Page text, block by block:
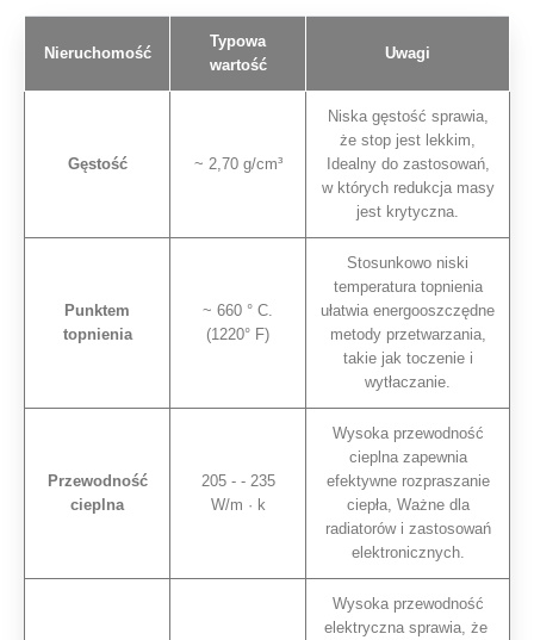
Nieruchomość
Typowa
wartość
Uwagi
Gęstość ~ 2,70 g/cm³
Niska gęstość sprawia,
że ​​stop jest lekkim,
Idealny do zastosowań,
w których redukcja masy
jest krytyczna.
Punktem
topnienia
~ 660 ° C.
(1220° F)
Stosunkowo niski
temperatura topnienia
ułatwia energooszczędne
metody przetwarzania,
takie jak toczenie i
wytłaczanie.
Przewodność
cieplna
205 - - 235
W/m · k
Wysoka przewodność
cieplna zapewnia
efektywne rozpraszanie
ciepła, Ważne dla
radiatorów i zastosowań
elektronicznych.
Wysoka przewodność
elektryczna sprawia, że ​​